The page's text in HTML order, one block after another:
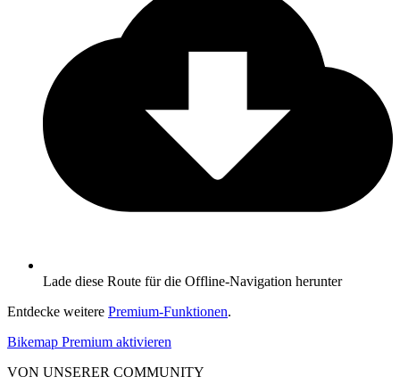
Lade diese Route für die Offline-Navigation herunter
Entdecke weitere Premium-Funktionen.
Bikemap Premium aktivieren
VON UNSERER COMMUNITY